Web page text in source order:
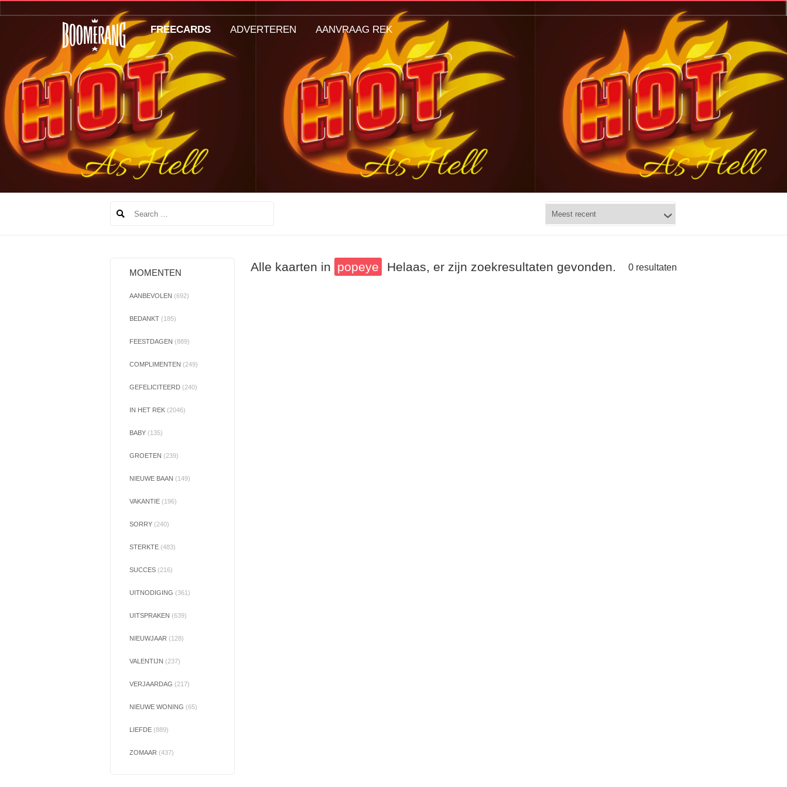
MOMENTEN
AANBEVOLEN (692)
BEDANKT (185)
FEESTDAGEN (889)
COMPLIMENTEN (249)
GEFELICITEERD (240)
IN HET REK (2046)
BABY (135)
GROETEN (239)
NIEUWE BAAN (149)
VAKANTIE (196)
SORRY (240)
STERKTE (483)
SUCCES (216)
UITNODIGING (361)
UITSPRAKEN (639)
NIEUWJAAR (128)
VALENTIJN (237)
VERJAARDAG (217)
NIEUWE WONING (65)
LIEFDE (889)
ZOMAAR (437)
Alle kaarten in popeye 0 resultaten
Helaas, er zijn zoekresultaten gevonden.
FREECARDS ADVERTEREN AANVRAAG REK